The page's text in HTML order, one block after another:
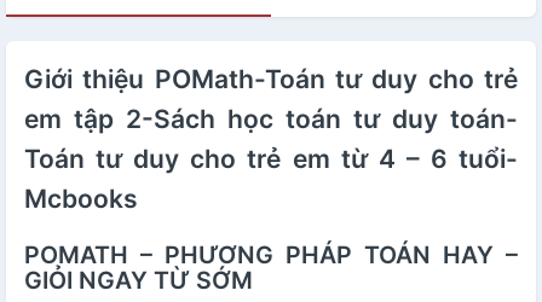
Giới thiệu POMath-Toán tư duy cho trẻ
em tập 2-Sách học toán tư duy toán-
Toán tư duy cho trẻ em từ 4 – 6 tuổi-
Mcbooks
POMATH – PHƯƠNG PHÁP TOÁN HAY –
GIỎI NGAY TỪ SỚM